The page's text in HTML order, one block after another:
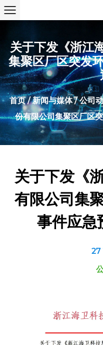
关于下发《浙江
集聚区厂区突发
首页/新闻与媒体/公司
份有限公司集聚区厂区
关于下发《
有限公司集
事件应急
27